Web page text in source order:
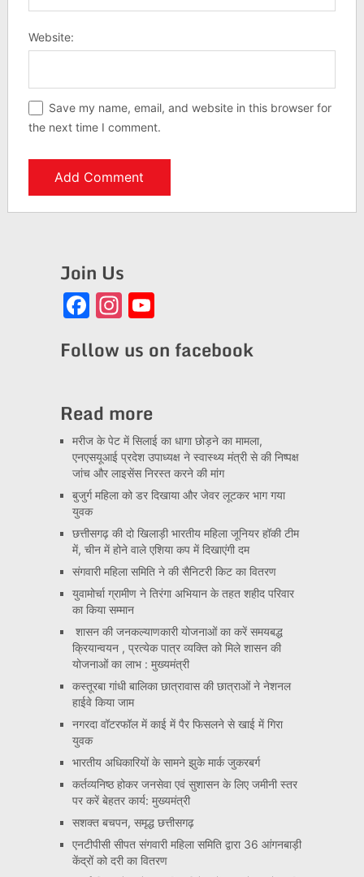
Website:
Save my name, email, and website in this browser for
the next time I comment.
Join Us
Facebook
Instagram
YouTube
Follow us on facebook
Read more
मरीज के पेट में सिलाई का धागा छोड़ने का मामला,
एनएसयूआई प्रदेश उपाध्यक्ष ने स्वास्थ्य मंत्री से की निष्पक्ष
जांच और लाइसेंस निरस्त करने की मांग
बुजुर्ग महिला को डर दिखाया और जेवर लूटकर भाग गया
युवक
छत्तीसगढ़ की दो खिलाड़ी भारतीय महिला जूनियर हॉकी टीम
में, चीन में होने वाले एशिया कप में दिखाएंगी दम
संगवारी महिला समिति ने की सैनिटरी किट का वितरण
युवामोर्चा ग्रामीण ने तिरंगा अभियान के तहत शहीद परिवार
का किया सम्मान
शासन की जनकल्याणकारी योजनाओं का करें समयबद्ध
क्रियान्वयन , प्रत्येक पात्र व्यक्ति को मिले शासन की
योजनाओं का लाभ : मुख्यमंत्री
कस्तूरबा गांधी बालिका छात्रावास की छात्राओं ने नेशनल
हाईवे किया जाम
नगरदा वॉटरफॉल में काई में पैर फिसलने से खाई में गिरा
युवक
भारतीय अधिकारियों के सामने झुके मार्क जुकरबर्ग
कर्तव्यनिष्ठ होकर जनसेवा एवं सुशासन के लिए जमीनी स्तर
पर करें बेहतर कार्य: मुख्यमंत्री
सशक्त बचपन, समृद्ध छत्तीसगढ़
एनटीपीसी सीपत संगवारी महिला समिति द्वारा 36 आंगनबाड़ी
केंद्रों को दरी का वितरण